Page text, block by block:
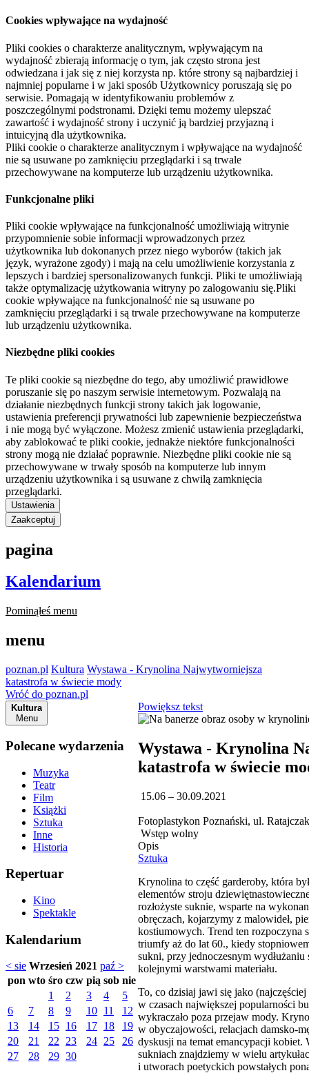
Cookies wpływające na wydajność
Pliki cookies o charakterze analitycznym, wpływającym na
wydajność zbierają informację o tym, jak często strona jest
odwiedzana i jak się z niej korzysta np. które strony są najbardziej i
najmniej popularne i w jaki sposób Użytkownicy poruszają się po
serwisie. Pomagają w identyfikowaniu problemów z
poszczególnymi podstronami. Dzięki temu możemy ulepszać
zawartość i wydajność strony i uczynić ją bardziej przyjazną i
intuicyjną dla użytkownika.
Pliki cookie o charakterze analitycznym i wpływające na wydajność
nie są usuwane po zamknięciu przeglądarki i są trwale
przechowywane na komputerze lub urządzeniu użytkownika.
Funkcjonalne pliki
Pliki cookie wpływające na funkcjonalność umożliwiają witrynie
przypomnienie sobie informacji wprowadzonych przez
użytkownika lub dokonanych przez niego wyborów (takich jak
język, wyrażone zgody) i mają na celu umożliwienie korzystania z
lepszych i bardziej spersonalizowanych funkcji. Pliki te umożliwiają
także optymalizację użytkowania witryny po zalogowaniu się.Pliki
cookie wpływające na funkcjonalność nie są usuwane po
zamknięciu przeglądarki i są trwale przechowywane na komputerze
lub urządzeniu użytkownika.
Niezbędne pliki cookies
Te pliki cookie są niezbędne do tego, aby umożliwić prawidłowe
poruszanie się po naszym serwisie internetowym. Pozwalają na
działanie niezbędnych funkcji strony takich jak logowanie,
ustawienia preferencji prywatności lub zapewnienie bezpieczeństwa
i nie mogą być wyłączone. Możesz zmienić ustawienia przeglądarki,
aby zablokować te pliki cookie, jednakże niektóre funkcjonalności
strony mogą nie działać poprawnie. Niezbędne pliki cookie nie są
przechowywane w trwały sposób na komputerze lub innym
urządzeniu użytkownika i są usuwane z chwilą zamknięcia
przeglądarki.
Ustawienia
Zaakceptuj
pagina
Kalendarium
Pominąłeś menu
menu
poznan.pl Kultura Wystawa - Krynolina Najwytworniejsza
katastrofa w świecie mody
Wróć do poznan.pl
Kultura
Menu
Polecane wydarzenia
Muzyka
Teatr
Film
Książki
Sztuka
Inne
Historia
Repertuar
Kino
Spektakle
Kalendarium
< sie Wrzesień 2021 paź >
pon wto śro czw pią sob nie
1
2 3 4
5
6
7 8 9 10 11
12
13
14 15 16 17 18
19
20
21 22 23 24 25
26
27
28 29 30
Powiększ tekst
Wystawa - Krynolina
katastrofa w świecie
15.06 – 30.09.2021
Fotoplastykon Poznański, ul.
Wstęp wolny
Opis
Sztuka
Krynolina to część garderoby, która
elementów stroju
rozłożyste suknie, wsparte na
obręczach, kojarzymy z malowideł,
kostiumowych. Trend ten
triumfy aż do lat 60., kiedy
sukni, przy jednoczesnym wydłużaniu
kolejnymi warstwami materiału.
To, co dzisiaj jawi się jako
w czasach największej popularności
wykraczało poza przejaw mody.
w obyczajowości, relacjach damsko-
dyskusji na temat emancypacji kobiet.
sukniach znajdziemy w wielu
i utworach poetyckich powstałych